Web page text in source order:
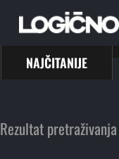
NAJČITANIJE
Rezultat pretraživanja